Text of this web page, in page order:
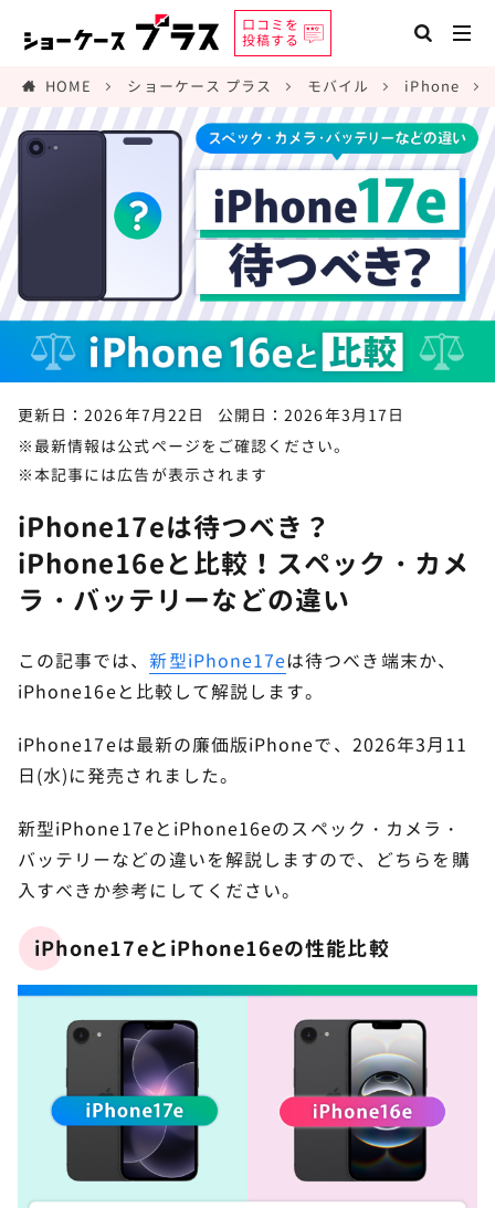
口コミを
投稿する
HOME ショーケース プラス モバイル iPhone
更新日：2026年7月22日
公開日：2026年3月17日
※最新情報は公式ページをご確認ください。
※本記事には広告が表示されます
iPhone17eは待つべき？
iPhone16eと比較！スペック・カメ
ラ・バッテリーなどの違い
この記事では、 新型iPhone17eは待つべき端末か、
iPhone16eと比較して解説します。
iPhone17eは最新の廉価版iPhoneで、2026年3月11
日(水)に発売されました。
新型iPhone17eとiPhone16eのスペック・カメラ・
バッテリーなどの違いを解説しますので、どちらを購
入すべきか参考にしてください。
iPhone17eとiPhone16eの性能比較